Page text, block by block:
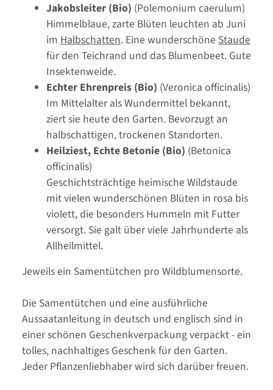
Jakobsleiter (Bio) (Polemonium caerulum)
Himmelblaue, zarte Blüten leuchten ab Juni
im Halbschatten. Eine wunderschöne Staude
für den Teichrand und das Blumenbeet. Gute
Insektenweide.
Echter Ehrenpreis (Bio) (Veronica officinalis)
Im Mittelalter als Wundermittel bekannt,
ziert sie heute den Garten. Bevorzugt an
halbschattigen, trockenen Standorten.
Heilziest, Echte Betonie (Bio) (Betonica
officinalis)
Geschichtsträchtige heimische Wildstaude
mit vielen wunderschönen Blüten in rosa bis
violett, die besonders Hummeln mit Futter
versorgt. Sie galt über viele Jahrhunderte als
Allheilmittel.
Jeweils ein Samentütchen pro Wildblumensorte.
Die Samentütchen und eine ausführliche
Aussaatanleitung in deutsch und englisch sind in
einer schönen Geschenkverpackung verpackt - ein
tolles, nachhaltiges Geschenk für den Garten.
Jeder Pflanzenliebhaber wird sich darüber freuen.